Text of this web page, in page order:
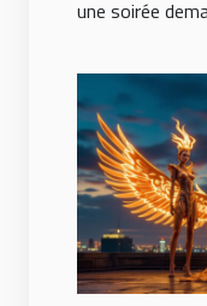
une soirée